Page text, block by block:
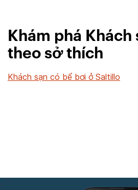
Khám phá Khách
theo sở thích
Khách sạn có bể bơi ở Saltillo